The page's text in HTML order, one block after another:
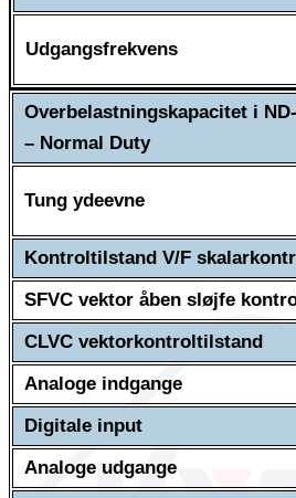
Udgangsfrekvens
Overbelastningskapacitet i
– Normal Duty
Tung ydeevne
Kontroltilstand V/F
SFVC vektor åben sløjfe
CLVC vektorkontroltilstand
Analoge indgange
Digitale input
Analoge udgange